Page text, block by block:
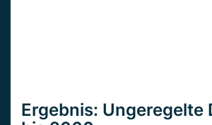
Ergebnis: Ungeregelte